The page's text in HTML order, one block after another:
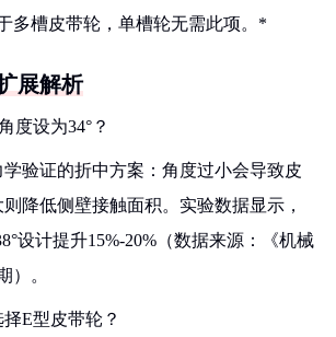
多槽皮带轮，单槽轮无需此项。*
展解析
度设为34°？
验证的折中方案：角度过小会导致皮
降低侧壁接触面积。实验数据显示，
设计提升15%-20%（数据来源：《机械
）。
E型皮带轮？